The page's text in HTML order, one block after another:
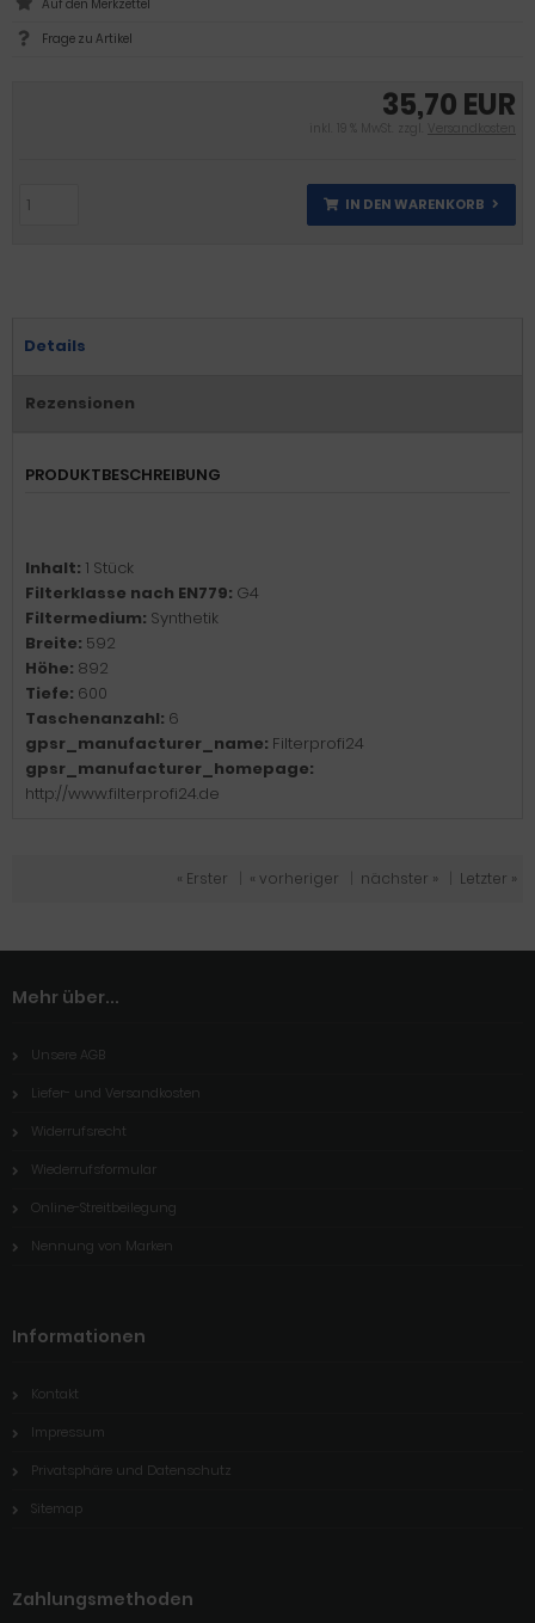
35,70 EUR
inkl. 19 % MwSt. zzgl. Versandkosten
IN DEN WARENKORB
Frage zu Artikel
Details
Rezensionen
PRODUKTBESCHREIBUNG
Inhalt: 1 Stück
Filterklasse nach EN779: G4
Filtermedium: Synthetik
Breite: 592
Höhe: 892
Tiefe: 600
Taschenanzahl: 6
gpsr_manufacturer_name: Filterprofi24
gpsr_manufacturer_homepage:
http://www.filterprofi24.de
« Erster « vorheriger nächster » Letzter »
Mehr über...
Unsere AGB
Liefer- und Versandkosten
Widerrufsrecht
Wiederrufsformular
Online-Streitbeilegung
Nennung von Marken
Informationen
Kontakt
Impressum
Privatsphäre und Datenschutz
Sitemap
Zahlungsmethoden